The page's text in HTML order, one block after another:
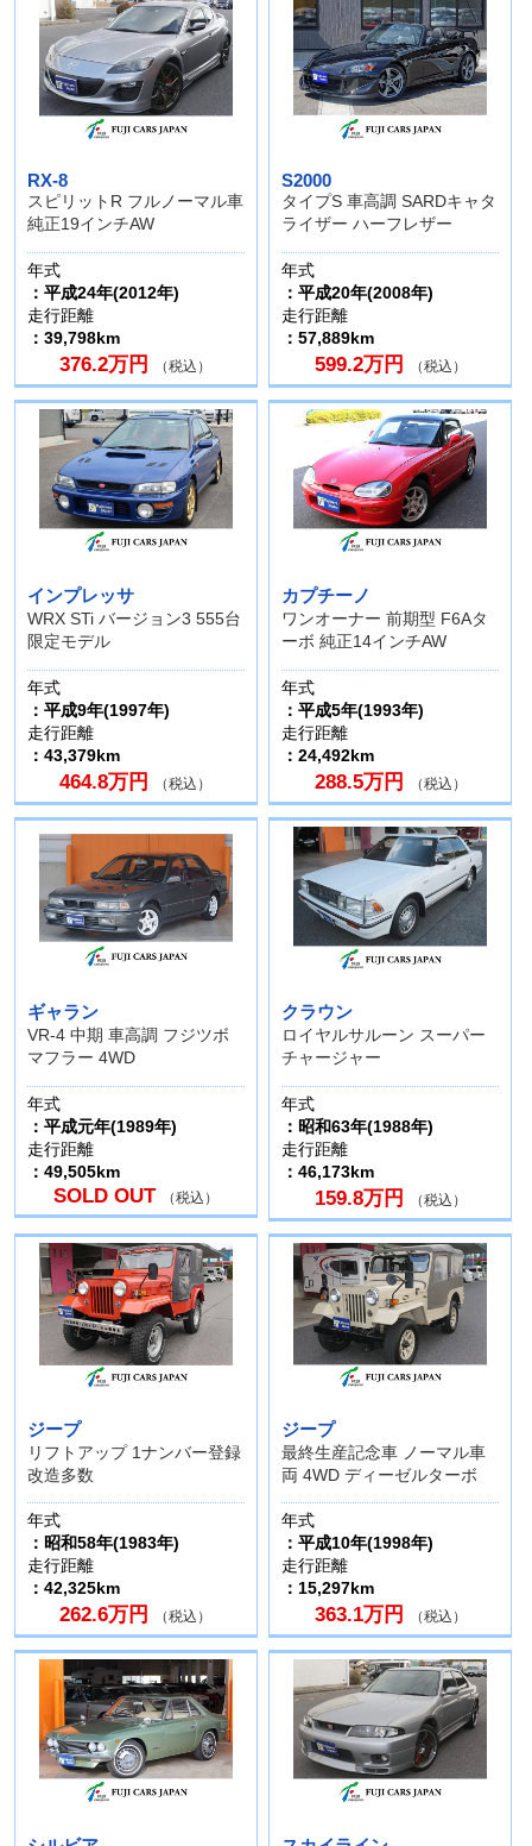
RX-8
スピリットR フルノーマル車
純正19インチAW
年式
：平成24年(2012年)
走行距離
：39,798km
376.2万円 （税込）
S2000
タイプS 車高調 SARDキャタ
ライザー ハーフレザー
年式
：平成20年(2008年)
走行距離
：57,889km
599.2万円 （税込）
インプレッサ
WRX STi バージョン3 555台
限定モデル
年式
：平成9年(1997年)
走行距離
：43,379km
464.8万円 （税込）
カプチーノ
ワンオーナー 前期型 F6Aタ
ーボ 純正14インチAW
年式
：平成5年(1993年)
走行距離
：24,492km
288.5万円 （税込）
ギャラン
VR-4 中期 車高調 フジツボ
マフラー 4WD
年式
：平成元年(1989年)
走行距離
：49,505km
SOLD OUT （税込）
クラウン
ロイヤルサルーン スーパー
チャージャー
年式
：昭和63年(1988年)
走行距離
：46,173km
159.8万円 （税込）
ジープ
リフトアップ 1ナンバー登録
改造多数
年式
：昭和58年(1983年)
走行距離
：42,325km
262.6万円 （税込）
ジープ
最終生産記念車 ノーマル車
両 4WD ディーゼルターボ
年式
：平成10年(1998年)
走行距離
：15,297km
363.1万円 （税込）